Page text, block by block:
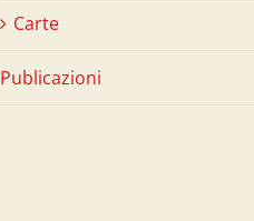
Carte
Publicazioni